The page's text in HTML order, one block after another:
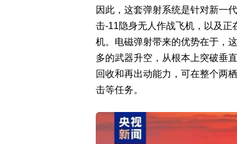
因此，这套弹射系统是针对新一
击-11隐身无人作战飞机，以及正
机。电磁弹射带来的优势在于，
多的武器升空，从根本上突破垂
回收和再出动能力，可在整个两
击等任务。